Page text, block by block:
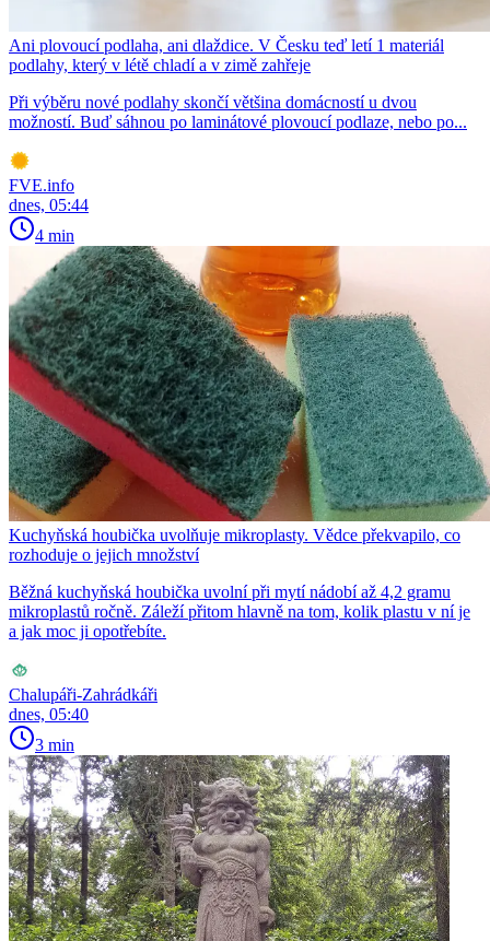
Ani plovoucí podlaha, ani dlaždice. V Česku teď letí 1 materiál
podlahy, který v létě chladí a v zimě zahřeje
Při výběru nové podlahy skončí většina domácností u dvou
možností. Buď sáhnou po laminátové plovoucí podlaze, nebo po...
FVE.info
dnes, 05:44
4 min
Kuchyňská houbička uvolňuje mikroplasty. Vědce překvapilo, co
rozhoduje o jejich množství
Běžná kuchyňská houbička uvolní při mytí nádobí až 4,2 gramu
mikroplastů ročně. Záleží přitom hlavně na tom, kolik plastu v ní je
a jak moc ji opotřebíte.
Chalupáři-Zahrádkáři
dnes, 05:40
3 min